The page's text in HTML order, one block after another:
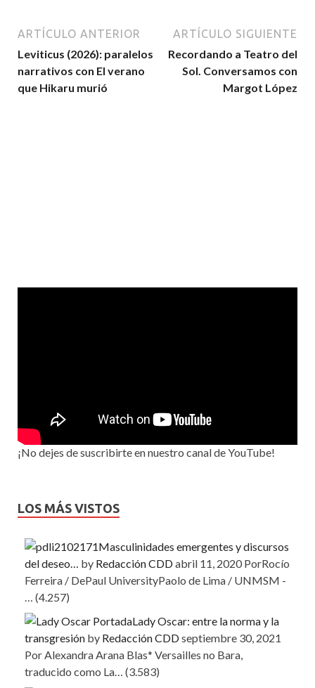
ARTÍCULO ANTERIOR
Leviticus (2026): paralelos
narrativos con El verano
que Hikaru murió
ARTÍCULO SIGUIENTE
Recordando a Teatro del
Sol. Conversamos con
Margot López
¡No dejes de suscribirte en nuestro canal de YouTube!
LOS MÁS VISTOS
Masculinidades emergentes y discursos
del deseo… by Redacción CDDabril 11, 2020 PorRocío
Ferreira / DePaul UniversityPaolo de Lima / UNMSM -
… (4.257)
Lady Oscar: entre la norma y la
transgresión by Redacción CDDseptiembre 30, 2021
Por Alexandra Arana Blas* Versailles no Bara,
traducido como La… (3.583)